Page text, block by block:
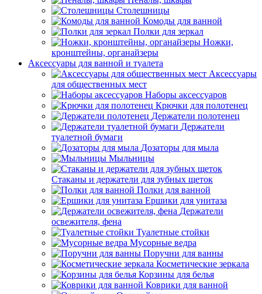
Столешницы
Комоды для ванной
Полки для зеркал
Ножки,
кронштейны, органайзеры
Аксессуары для ванной и туалета
Аксессуары
для общественных мест
Наборы аксессуаров
Крючки для полотенец
Держатели полотенец
Держатели
туалетной бумаги
Дозаторы для мыла
Мыльницы
Стаканы и держатели для зубных щеток
Полки для ванной
Ершики для унитаза
Держатели
освежителя, фена
Туалетные стойки
Мусорные ведра
Поручни для ванны
Косметические зеркала
Корзины для белья
Коврики для ванной